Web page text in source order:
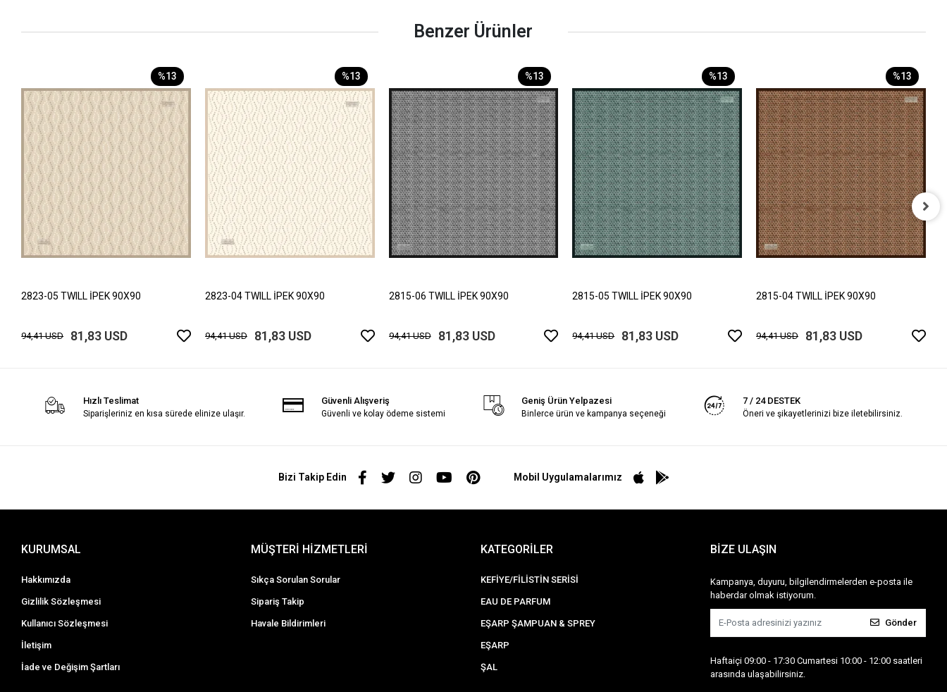
Benzer Ürünler
%13
2823-05 TWILL İPEK 90X90
94,41 USD 81,83 USD
%13
2823-04 TWILL İPEK 90X90
94,41 USD 81,83 USD
%13
2815-06 TWILL İPEK 90X90
94,41 USD 81,83 USD
%13
2815-05 TWILL İPEK 90X90
94,41 USD 81,83 USD
%13
2815-04 TWILL İPEK 90X90
94,41 USD 81,83 USD
Hızlı Teslimat
Siparişleriniz en kısa sürede elinize ulaşır.
Güvenli Alışveriş
Güvenli ve kolay ödeme sistemi
Geniş Ürün Yelpazesi
Binlerce ürün ve kampanya seçeneği
7 / 24 DESTEK
Öneri ve şikayetlerinizi bize iletebilirsiniz.
Bizi Takip Edin Mobil Uygulamalarımız
KURUMSAL
Hakkımızda
Gizlilik Sözleşmesi
Kullanıcı Sözleşmesi
İletişim
İade ve Değişim Şartları
MÜŞTERİ HİZMETLERİ
Sıkça Sorulan Sorular
Sipariş Takip
Havale Bildirimleri
KATEGORİLER
KEFİYE/FİLİSTİN SERİSİ
EAU DE PARFUM
EŞARP ŞAMPUAN & SPREY
EŞARP
ŞAL
BİZE ULAŞIN
Kampanya, duyuru, bilgilendirmelerden e-posta ile
haberdar olmak istiyorum.
Gönder
Haftaiçi 09:00 - 17:30 Cumartesi 10:00 - 12:00 saatleri
arasında ulaşabilirsiniz.